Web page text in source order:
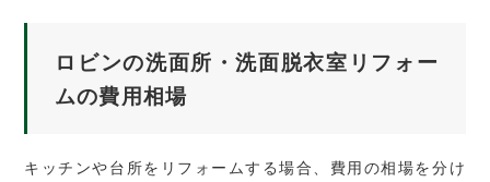
ロビンの洗面所・洗面脱衣室リフォー
ムの費用相場
キッチンや台所をリフォームする場合、費用の相場を分け